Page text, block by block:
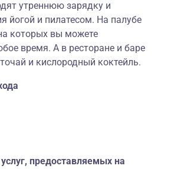
утреннюю зарядку и
йогой и пилатесом. На палубе
которых вы можете
время. А в ресторане и баре
и кислородный коктейль.
предоставляемых на